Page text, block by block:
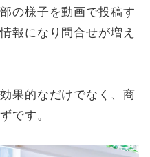
の様子を動画で投稿す
報になり問合せが増え
果的なだけでなく、商
です。